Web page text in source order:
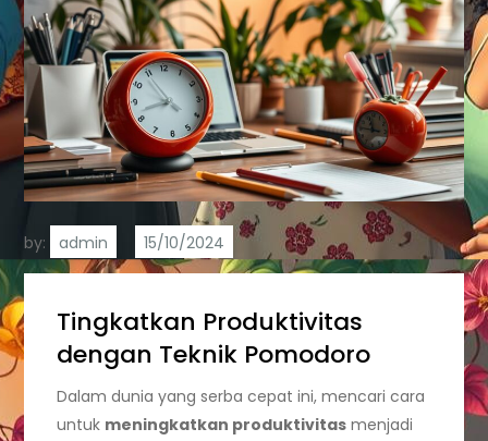
by: admin
Tingkatkan Produktivitas
dengan Teknik Pomodoro
Dalam dunia yang serba cepat ini, mencari cara
untuk meningkatkan produktivitas menjadi